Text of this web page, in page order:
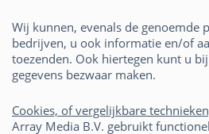
Wij kunnen, evenals de genoemde
bedrijven, u ook informatie en/of
toezenden. Ook hiertegen kunt u
gegevens bezwaar maken.
Cookies, of vergelijkbare
Array Media B.V. gebruikt